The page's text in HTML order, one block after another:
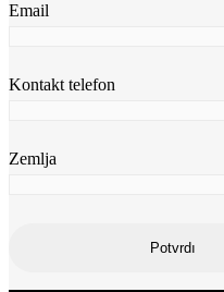
Email
Kontakt telefon
Zemlja